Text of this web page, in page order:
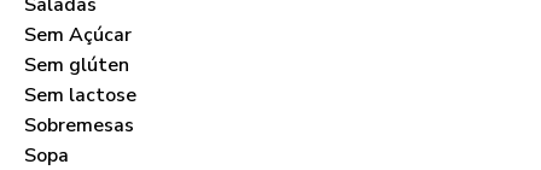
Sem Açúcar
Sem glúten
Sem lactose
Sobremesas
Sopa